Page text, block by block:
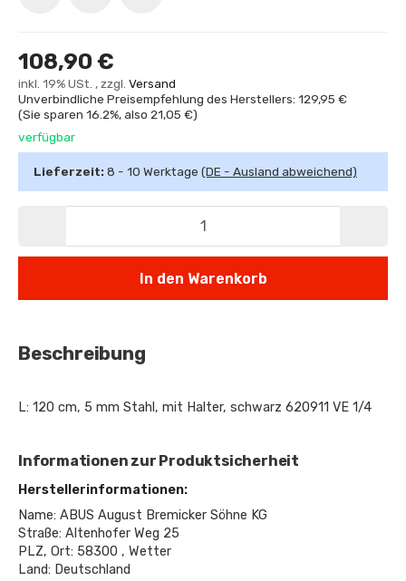
108,90 €
inkl. 19% USt. , zzgl. Versand
Unverbindliche Preisempfehlung des Herstellers: 129,95 €
(Sie sparen 16.2%, also 21,05 €)
verfügbar
Lieferzeit: 8 - 10 Werktage (DE - Ausland abweichend)
In den Warenkorb
Beschreibung
L: 120 cm, 5 mm Stahl, mit Halter, schwarz 620911 VE 1/4
Informationen zur Produktsicherheit
Herstellerinformationen:
Name: ABUS August Bremicker Söhne KG
Straße: Altenhofer Weg 25
PLZ, Ort: 58300 , Wetter
Land: Deutschland